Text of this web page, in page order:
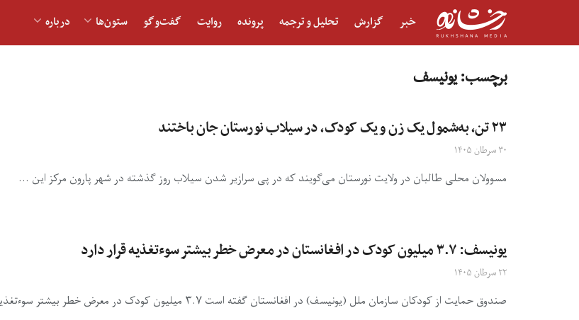
خبر گزارش تحلیل و ترجمه پرونده روایت گفت‌و‎گو ستون‌ها درباره
برچسب:یونیسف
۲۳ تن، به‌شمول یک زن و یک کودک، در سیلاب نورستان جان باختند
۳۰ سرطان ۱۴۰۵
مسوولان محلی طالبان در ولایت نورستان می‌گویند که در پی سرازیر شدن سیلاب روز‌ گذشته در شهر پارون مرکز این ...
یونیسف: ۳.۷ میلیون کودک در افغانستان در معرض خطر بیشتر سوءتغذیه قرار دارد
۲۲ سرطان ۱۴۰۵
صندوق حمایت از کودکان سازمان ملل (یونیسف) در افغانستان گفته است ۳.۷ میلیون کودک در معرض خطر بیشتر سوءتغذیه قرار ...